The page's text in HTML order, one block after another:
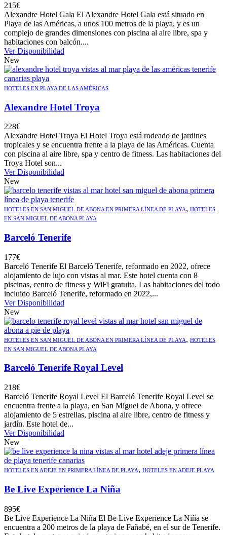
215€
Alexandre Hotel Gala El Alexandre Hotel Gala está situado en
Playa de las Américas, a unos 100 metros de la playa, y es un
complejo de grandes dimensiones con piscina al aire libre, spa y
habitaciones con balcón....
Ver Disponibilidad
New
HOTELES EN PLAYA DE LAS AMÉRICAS
Alexandre Hotel Troya
228€
Alexandre Hotel Troya El Hotel Troya está rodeado de jardines
tropicales y se encuentra frente a la playa de las Américas. Cuenta
con piscina al aire libre, spa y centro de fitness. Las habitaciones del
Troya Hotel son...
Ver Disponibilidad
New
HOTELES EN SAN MIGUEL DE ABONA EN PRIMERA LÍNEA DE PLAYA, HOTELES
EN SAN MIGUEL DE ABONA PLAYA
Barceló Tenerife
177€
Barceló Tenerife El Barceló Tenerife, reformado en 2022, ofrece
alojamiento de lujo con vistas al mar. Este hotel cuenta con 8
piscinas, centro de fitness y WiFi gratuita. Las habitaciones del todo
incluido Barceló Tenerife, reformado en 2022,...
Ver Disponibilidad
New
HOTELES EN SAN MIGUEL DE ABONA EN PRIMERA LÍNEA DE PLAYA, HOTELES
EN SAN MIGUEL DE ABONA PLAYA
Barceló Tenerife Royal Level
218€
Barceló Tenerife Royal Level El Barceló Tenerife Royal Level se
encuentra frente a la playa, en San Miguel de Abona, y ofrece
alojamiento de 5 estrellas, piscina al aire libre, centro de fitness y
jardín. Este hotel de...
Ver Disponibilidad
New
HOTELES EN ADEJE EN PRIMERA LÍNEA DE PLAYA, HOTELES EN ADEJE PLAYA
Be Live Experience La Niña
895€
Be Live Experience La Niña El Be Live Experience La Niña se
encuentra a 200 metros de la playa de Fañabé, en el sur de Tenerife.